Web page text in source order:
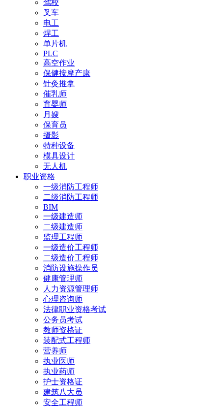
驾校
叉车
电工
焊工
单片机
PLC
高空作业
保健按摩产康
针灸推拿
催乳师
育婴师
月嫂
保育员
摄影
特种设备
模具设计
无人机
职业资格
一级消防工程师
二级消防工程师
BIM
一级建造师
二级建造师
监理工程师
一级造价工程师
二级造价工程师
消防设施操作员
健康管理师
人力资源管理师
心理咨询师
法律职业资格考试
公务员考试
教师资格证
装配式工程师
营养师
执业医师
执业药师
护士资格证
建筑八大员
安全工程师